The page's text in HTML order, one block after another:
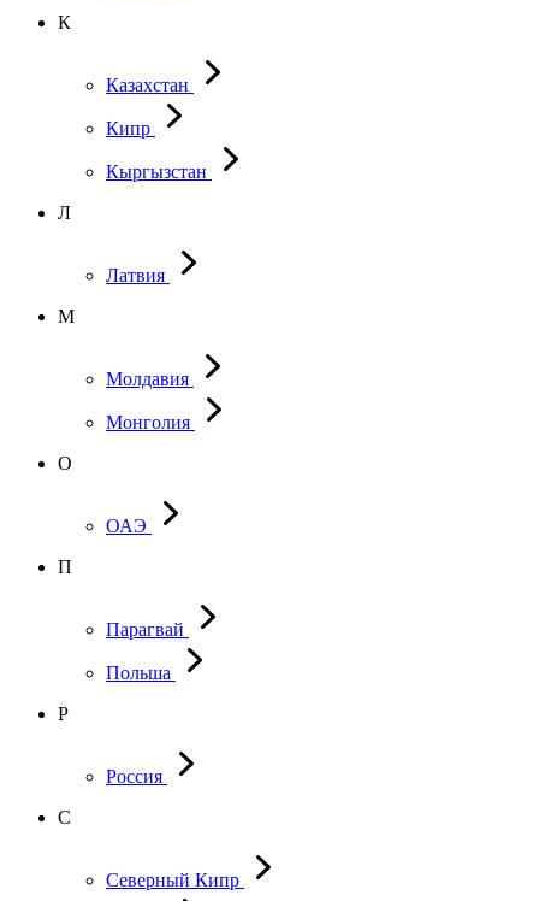
К
Казахстан
Кипр
Кыргызстан
Л
Латвия
М
Молдавия
Монголия
О
ОАЭ
П
Парагвай
Польша
Р
Россия
С
Северный Кипр